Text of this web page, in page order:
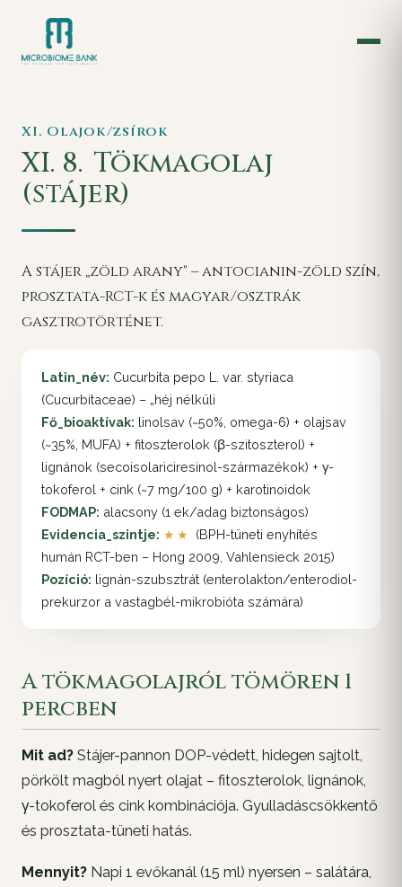
XI. Olajok/zsírok
XI. 8. Tökmagolaj
(stájer)
A stájer „zöld arany" – antocianin-zöld szín,
prosztata-RCT-k és magyar/osztrák
gasztrotörténet.
Latin_név: Cucurbita pepo L. var. styriaca
(Cucurbitaceae) – „héj nélküli
Fő_bioaktívak: linolsav (~50%, omega-6) + olajsav
(~35%, MUFA) + fitoszterolok (β-szitoszterol) +
lignánok (secoisolariciresinol-származékok) + γ-
tokoferol + cink (~7 mg/100 g) + karotinoidok
FODMAP: alacsony (1 ek/adag biztonságos)
Evidencia_szintje: ★★ (BPH-tüneti enyhítés
humán RCT-ben – Hong 2009, Vahlensieck 2015)
Pozíció: lignán-szubsztrát (enterolakton/enterodiol-
prekurzor a vastagbél-mikrobióta számára)
A tökmagolajról tömören 1
percben
Mit ad? Stájer-pannon DOP-védett, hidegen sajtolt,
pörkölt magból nyert olajat – fitoszterolok, lignánok,
γ-tokoferol és cink kombinációja. Gyulladáscsökkentő
és prosztata-tüneti hatás.
Mennyit? Napi 1 evőkanál (15 ml) nyersen – salátára,